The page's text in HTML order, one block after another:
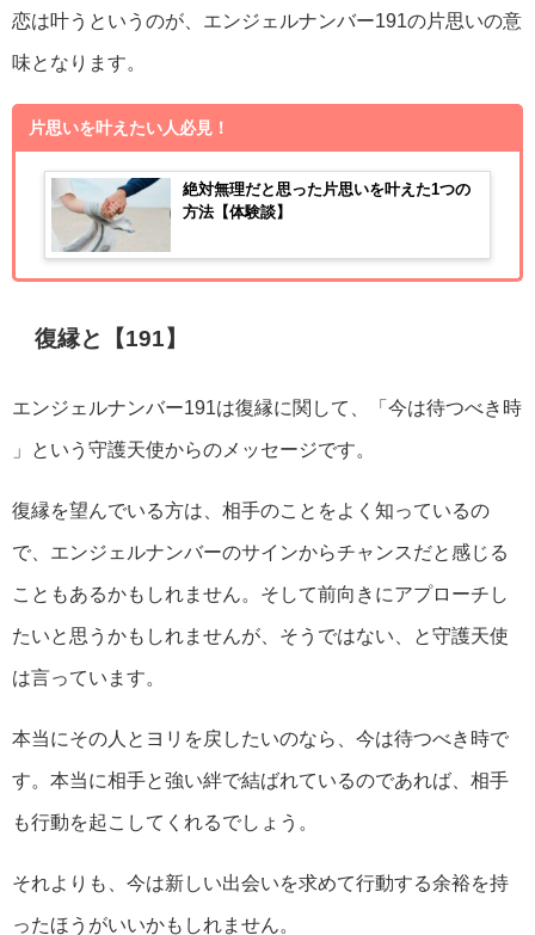
恋は叶うというのが、エンジェルナンバー191の片思いの意
味となります。
片思いを叶えたい人必見！
絶対無理だと思った片思いを叶えた1つの
方法【体験談】
復縁と【191】
エンジェルナンバー191は復縁に関して、「今は待つべき時
」という守護天使からのメッセージです。
復縁を望んでいる方は、相手のことをよく知っているの
で、エンジェルナンバーのサインからチャンスだと感じる
こともあるかもしれません。そして前向きにアプローチし
たいと思うかもしれませんが、そうではない、と守護天使
は言っています。
本当にその人とヨリを戻したいのなら、今は待つべき時で
す。本当に相手と強い絆で結ばれているのであれば、相手
も行動を起こしてくれるでしょう。
それよりも、今は新しい出会いを求めて行動する余裕を持
ったほうがいいかもしれません。